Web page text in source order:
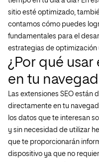
sitio esté optimizado,
contamos cómo puedes
fundamentales para el
estrategias de optimización
¿Por qué usar
en tu
Las extensiones SEO están
directamente en tu
los datos que te interesan
y sin necesidad de utilizar
que te proporcionarán
dispositivo ya que no